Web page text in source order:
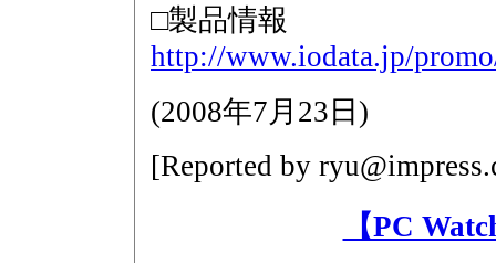
□製品情報
http://www.iodata.jp/
(2008年7月23日 )
[Reported by
【PC